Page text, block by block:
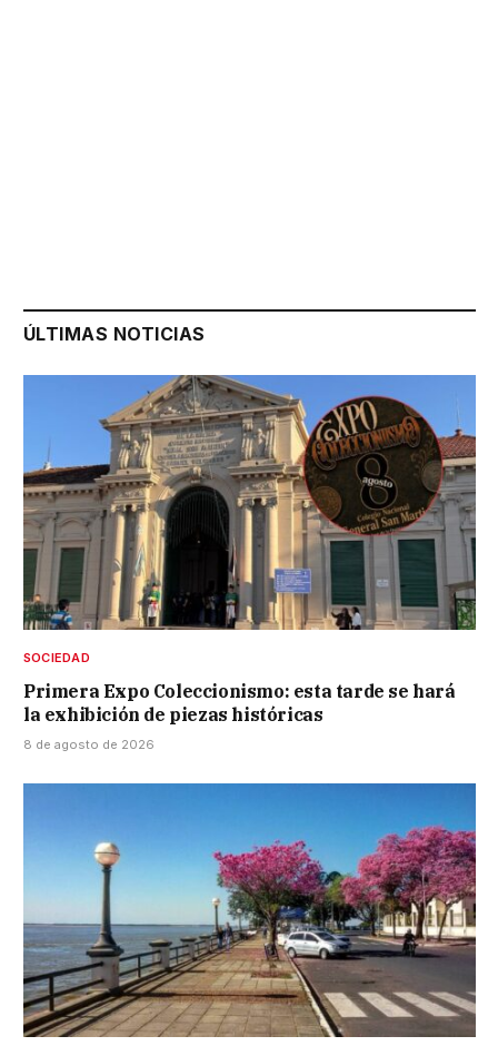
ÚLTIMAS NOTICIAS
SOCIEDAD
Primera Expo Coleccionismo: esta tarde se hará
la exhibición de piezas históricas
8 de agosto de 2026